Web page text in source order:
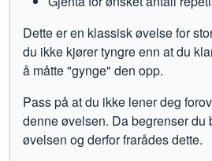
Dette er en klassisk øvelse for
du ikke kjører tyngre enn at du
å måtte "gynge" den opp.
Pass på at du ikke lener deg
denne øvelsen. Da begrenser du
øvelsen og derfor frarådes dette.